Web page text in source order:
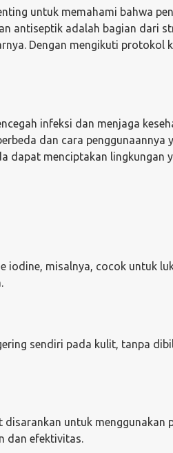
untuk memahami bahwa
antiseptik adalah bagian dari
Dengan mengikuti protokol
infeksi dan menjaga
dan cara penggunaannya
dapat menciptakan lingkungan
iodine, misalnya, cocok untuk
sendiri pada kulit, tanpa
untuk menggunakan
dan efektivitas.